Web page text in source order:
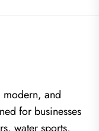
modern, and
for businesses
water sports,